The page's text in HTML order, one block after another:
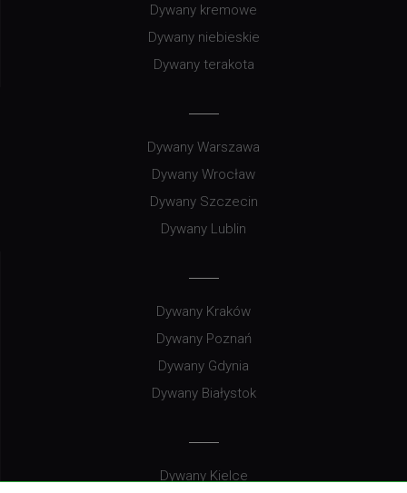
Dywany kremowe
Dywany niebieskie
Dywany terakota
Dywany Warszawa
Dywany Wrocław
Dywany Szczecin
Dywany Lublin
Dywany Kraków
Dywany Poznań
Dywany Gdynia
Dywany Białystok
Dywany Kielce